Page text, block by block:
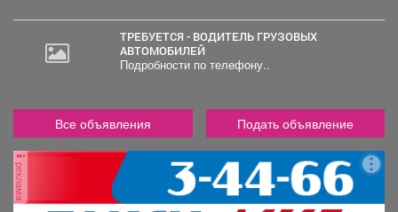
ТРЕБУЕТСЯ - ВОДИТЕЛЬ ГРУЗОВЫХ
АВТОМОБИЛЕЙ
Подробности по телефону..
Все объявления Подать объявление
реклама